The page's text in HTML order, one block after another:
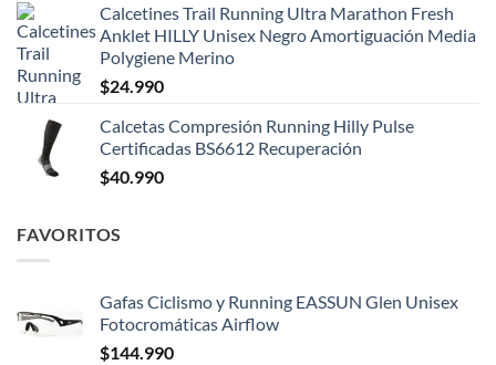
Calcetines Trail Running Ultra Marathon Fresh
Anklet HILLY Unisex Negro Amortiguación Media
Polygiene Merino
$24.990
Calcetas Compresión Running Hilly Pulse
Certificadas BS6612 Recuperación
$40.990
FAVORITOS
Gafas Ciclismo y Running EASSUN Glen Unisex
Fotocromáticas Airflow
$144.990